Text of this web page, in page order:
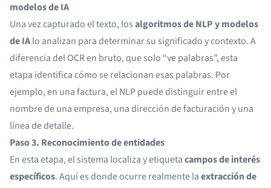
modelos de IA
Una vez capturado el texto, losalgoritmos de NLP y modelos
de IAlo analizan para determinar su significado y contexto. A
diferencia del OCR en bruto, que solo “ve palabras”, esta
etapa identifica cómo se relacionan esas palabras. Por
ejemplo, en una factura, el NLP puede distinguir entre el
nombre de una empresa, una dirección de facturación y una
línea de detalle.
Paso 3. Reconocimiento de entidades
En esta etapa, el sistema localiza y etiquetacampos de interés
específicos. Aquí es donde ocurre realmente laextracción de